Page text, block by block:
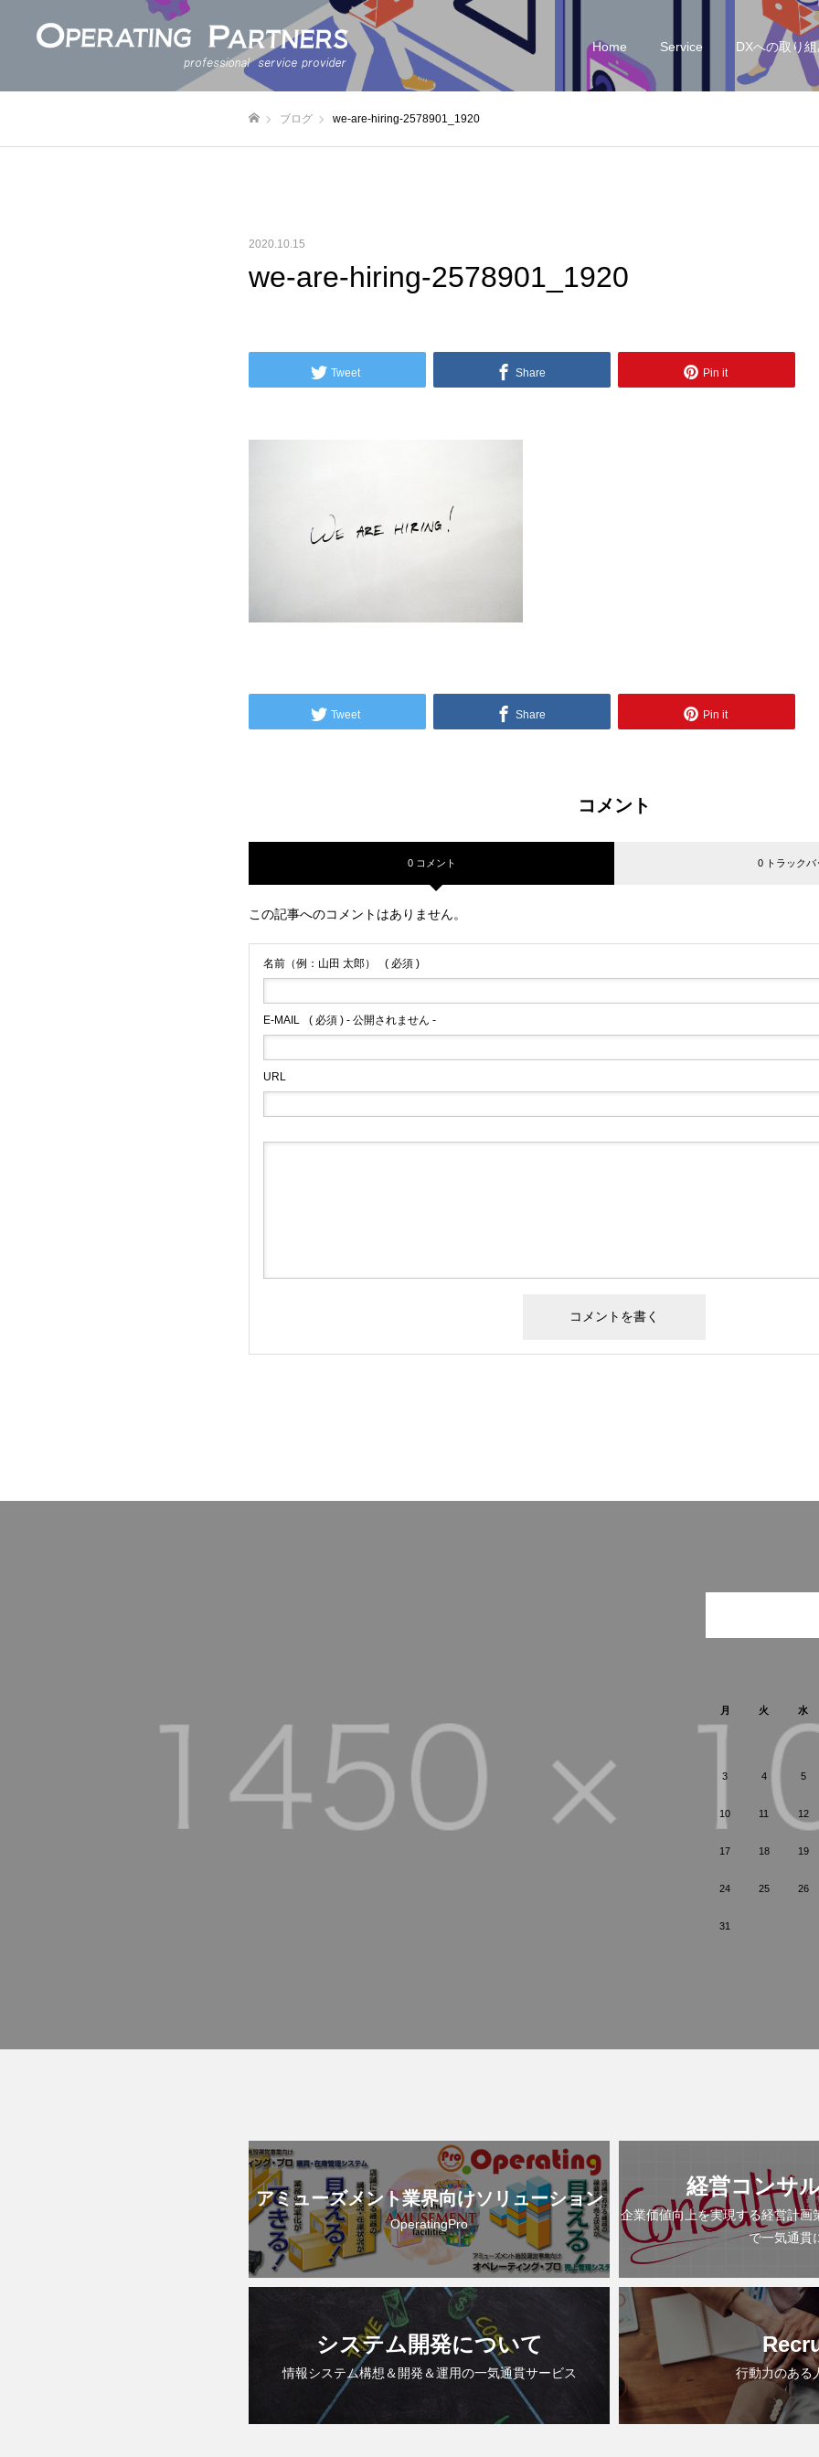
Home Service DXへの取り
ブログ we-are-hiring-2578901_1920
2020.10.15
we-are-hiring-2578901_1920
Tweet Share Pin it
Tweet Share Pin it
コメント
0 コメント 0 トラックバ
この記事へのコメントはありません。
名前（例：山田 太郎） ( 必須 )
E-MAIL ( 必須 ) - 公開されません -
URL
月 火 水
3 4 5
10 11 12
17 18 19
24 25 26
31
アミューズメント業界向けソリューション
OperatingPro
経営コンサ
企業価値向上を実現する経営計画
で一気通貫
システム開発について
情報システム構想＆開発＆運用の一気通貫サービス 行動力のある